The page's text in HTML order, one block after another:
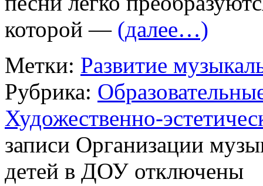
которой — (далее…)
Метки: Развитие
Рубрика:
Художественно-
записи Организации
детей в ДОУ отключены